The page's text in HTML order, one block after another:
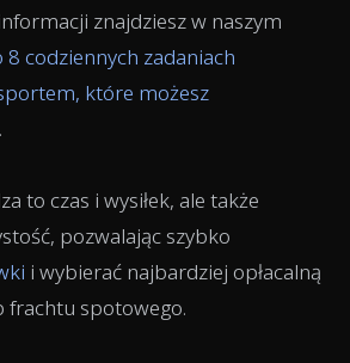
znajdziesz w naszym
codziennych zadaniach
które możesz
.
to czas i wysiłek, ale także
pozwalając szybko
i wybierać najbardziej opłacalną
frachtu spotowego.